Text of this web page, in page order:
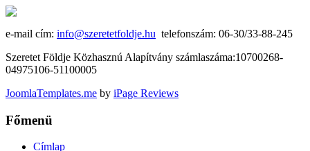
e-mail cím: info@szeretetfoldje.hu telefonszám: 06-30/33-88-245
Szeretet Földje Közhasznú Alapítvány számlaszáma:10700268-
04975106-51100005
JoomlaTemplates.me by iPage Reviews
Főmenü
Címlap